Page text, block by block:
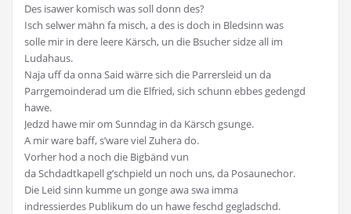
Des isawer komisch was soll donn des?
Isch selwer mähn fa misch, a des is doch in Bledsinn was
solle mir in dere leere Kärsch, un die Bsucher sidze all im
Ludahaus.
Naja uff da onna Said wärre sich die Parrersleid un da
Parrgemoinderad um die Elfried, sich schunn ebbes gedengd
hawe.
Jedzd hawe mir om Sunndag in da Kärsch gsunge.
A mir ware baff, s’ware viel Zuhera do.
Vorher hod a noch die Bigbänd vun
da Schdadtkapell g’schpield un noch uns, da Posaunechor.
Die Leid sinn kumme un gonge awa swa imma
indressierdes Publikum do un hawe feschd gegladschd.